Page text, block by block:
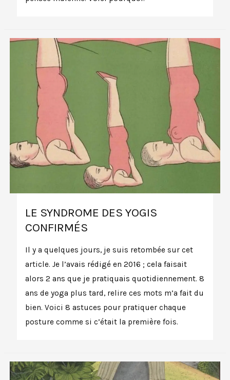
LE SYNDROME DES YOGIS
CONFIRMÉS
Il y a quelques jours, je suis retombée sur cet
article. Je l’avais rédigé en 2016 ; cela faisait
alors 2 ans que je pratiquais quotidiennement. 8
ans de yoga plus tard, relire ces mots m’a fait du
bien. Voici 8 astuces pour pratiquer chaque
posture comme si c’était la première fois.